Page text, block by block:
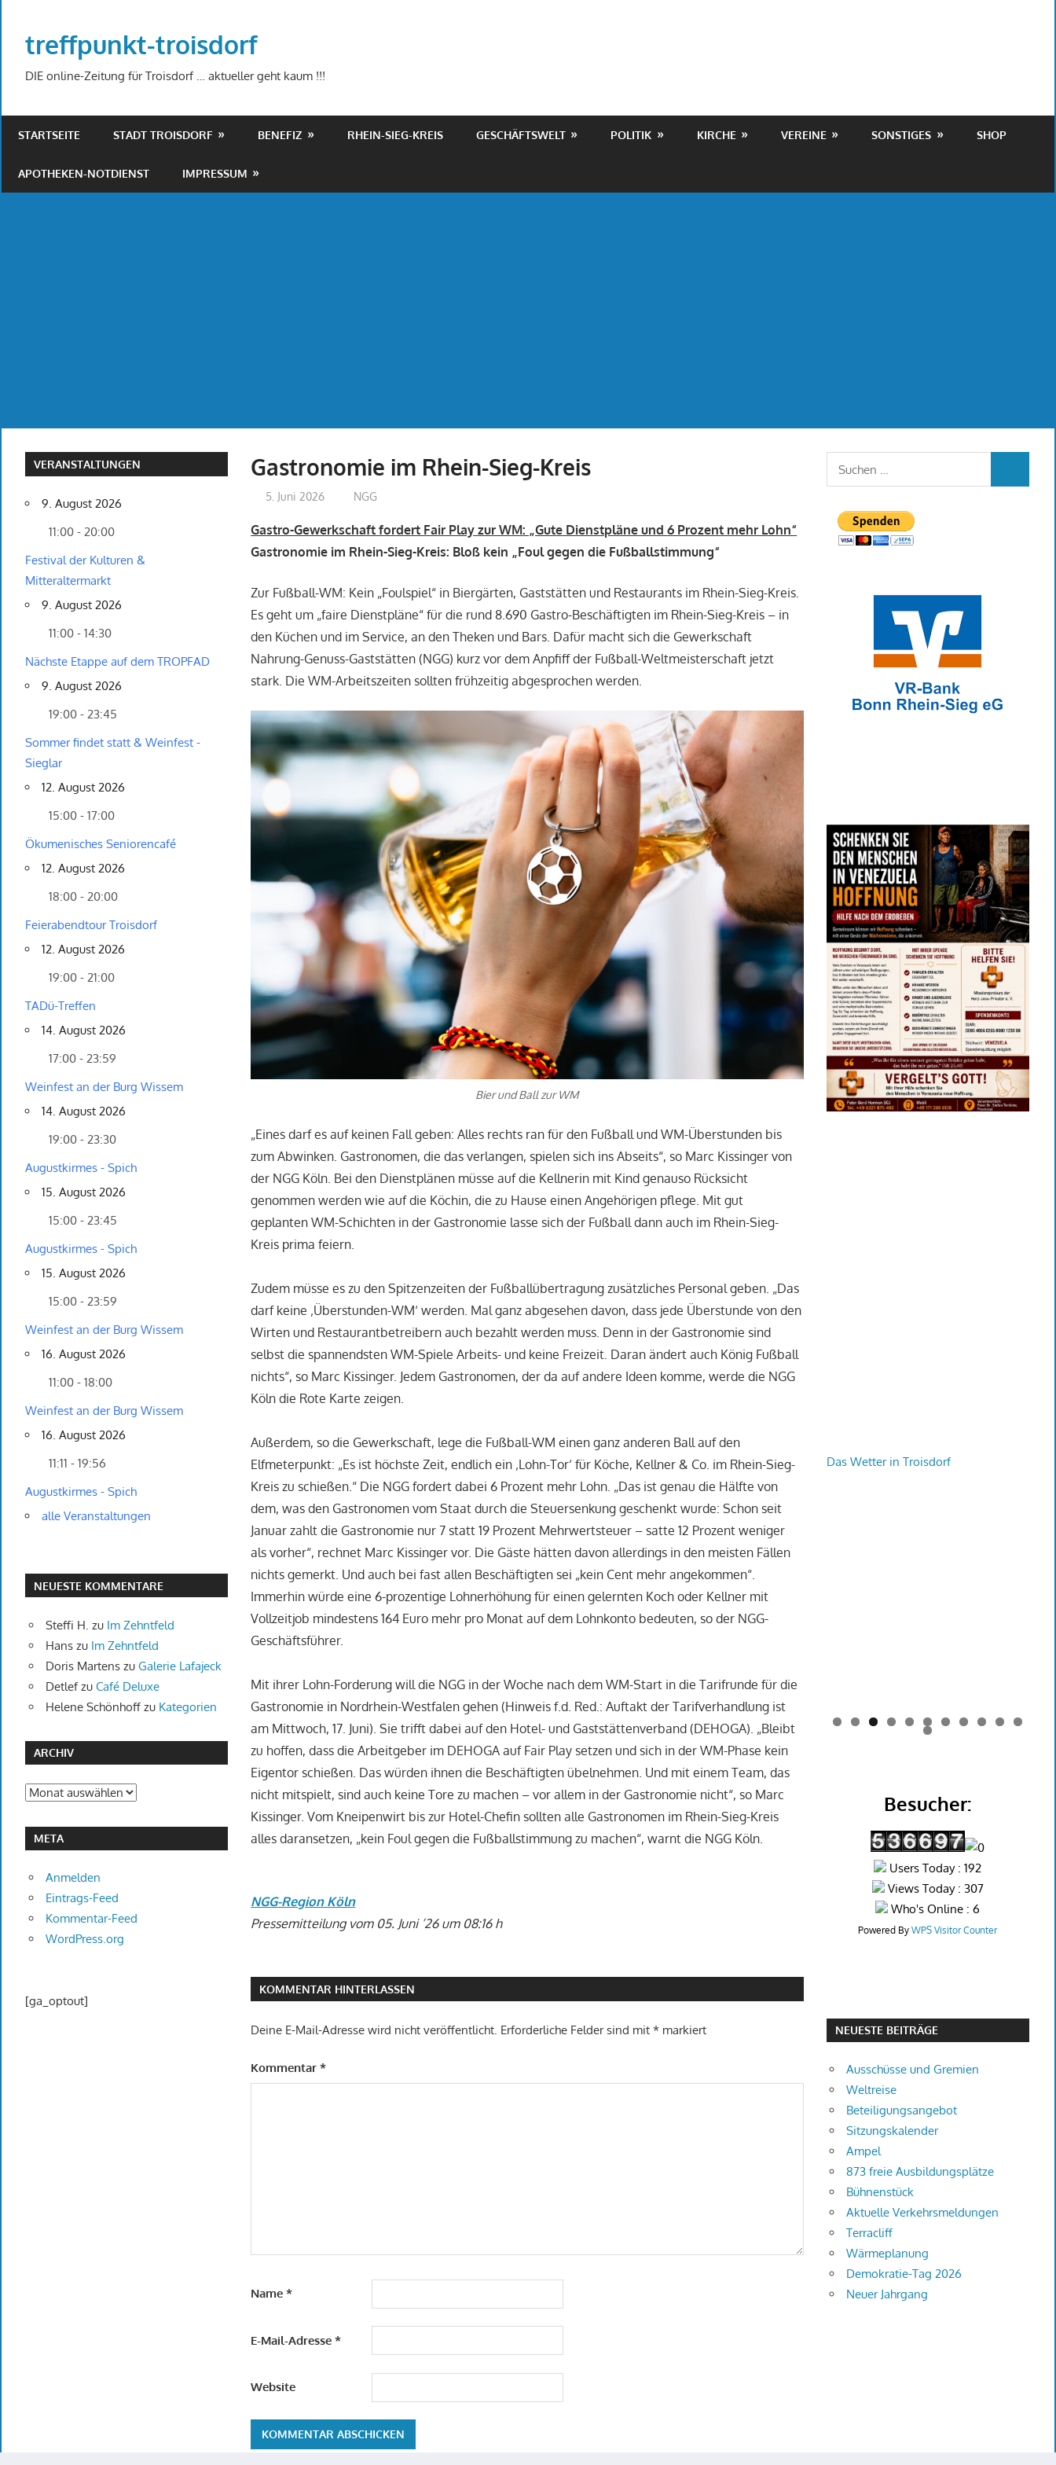
springen
treffpunkt-troisdorf
DIE online-Zeitung für Troisdorf … aktueller geht kaum !!!
STARTSEITE STADT TROISDORF BENEFIZ RHEIN-SIEG-KREIS GESCHÄFTSWELT POLITIK KIRCHE VEREINE SONSTIGES SHOP
APOTHEKEN-NOTDIENST IMPRESSUM
Gastronomie im Rhein-Sieg-Kreis
5. Juni 2026 treffpunkt
NGG
Gastro-Gewerkschaft fordert Fair Play zur WM: „Gute Dienstpläne und 6 Prozent mehr Lohn“
Gastronomie im Rhein-Sieg-Kreis: Bloß kein „Foul gegen die Fußballstimmung“
Zur Fußball-WM: Kein „Foulspiel“ in Biergärten, Gaststätten und Restaurants im Rhein-Sieg-Kreis.
Es geht um „faire Dienstpläne“ für die rund 8.690 Gastro-Beschäftigten im Rhein-Sieg-Kreis – in
den Küchen und im Service, an den Theken und Bars. Dafür macht sich die Gewerkschaft
Nahrung-Genuss-Gaststätten (NGG) kurz vor dem Anpfiff der Fußball-Weltmeisterschaft jetzt
stark. Die WM-Arbeitszeiten sollten frühzeitig abgesprochen werden.
Bier und Ball zur WM
„Eines darf es auf keinen Fall geben: Alles rechts ran für den Fußball und WM-Überstunden bis
zum Abwinken. Gastronomen, die das verlangen, spielen sich ins Abseits“, so Marc Kissinger von
der NGG Köln. Bei den Dienstplänen müsse auf die Kellnerin mit Kind genauso Rücksicht
genommen werden wie auf die Köchin, die zu Hause einen Angehörigen pflege. Mit gut
geplanten WM-Schichten in der Gastronomie lasse sich der Fußball dann auch im Rhein-Sieg-
Kreis prima feiern.
Zudem müsse es zu den Spitzenzeiten der Fußballübertragung zusätzliches Personal geben. „Das
darf keine ‚Überstunden-WM‘ werden. Mal ganz abgesehen davon, dass jede Überstunde von den
Wirten und Restaurantbetreibern auch bezahlt werden muss. Denn in der Gastronomie sind
selbst die spannendsten WM-Spiele Arbeits- und keine Freizeit. Daran ändert auch König Fußball
nichts“, so Marc Kissinger. Jedem Gastronomen, der da auf andere Ideen komme, werde die NGG
Köln die Rote Karte zeigen.
Außerdem, so die Gewerkschaft, lege die Fußball-WM einen ganz anderen Ball auf den
Elfmeterpunkt: „Es ist höchste Zeit, endlich ein ‚Lohn-Tor‘ für Köche, Kellner & Co. im Rhein-Sieg-
Kreis zu schießen.“ Die NGG fordert dabei 6 Prozent mehr Lohn. „Das ist genau die Hälfte von
dem, was den Gastronomen vom Staat durch die Steuersenkung geschenkt wurde: Schon seit
Januar zahlt die Gastronomie nur 7 statt 19 Prozent Mehrwertsteuer – satte 12 Prozent weniger
als vorher“, rechnet Marc Kissinger vor. Die Gäste hätten davon allerdings in den meisten Fällen
nichts gemerkt. Und auch bei fast allen Beschäftigten sei „kein Cent mehr angekommen“.
Immerhin würde eine 6-prozentige Lohnerhöhung für einen gelernten Koch oder Kellner mit
Vollzeitjob mindestens 164 Euro mehr pro Monat auf dem Lohnkonto bedeuten, so der NGG-
Geschäftsführer.
Mit ihrer Lohn-Forderung will die NGG in der Woche nach dem WM-Start in die Tarifrunde für die
Gastronomie in Nordrhein-Westfalen gehen (Hinweis f.d. Red.: Auftakt der Tarifverhandlung ist
am Mittwoch, 17. Juni). Sie trifft dabei auf den Hotel- und Gaststättenverband (DEHOGA). „Bleibt
zu hoffen, dass die Arbeitgeber im DEHOGA auf Fair Play setzen und sich in der WM-Phase kein
Eigentor schießen. Das würden ihnen die Beschäftigten übelnehmen. Und mit einem Team, das
nicht mitspielt, sind auch keine Tore zu machen – vor allem in der Gastronomie nicht“, so Marc
Kissinger. Vom Kneipenwirt bis zur Hotel-Chefin sollten alle Gastronomen im Rhein-Sieg-Kreis
alles daransetzen, „kein Foul gegen die Fußballstimmung zu machen“, warnt die NGG Köln.
NGG-Region Köln
Pressemitteilung vom 05. Juni ’26 um 08:16 h
KOMMENTAR HINTERLASSEN
Deine E-Mail-Adresse wird nicht veröffentlicht. Erforderliche Felder sind mit* markiert
Kommentar*
Name*
E-Mail-Adresse*
Website
VERANSTALTUNGEN
9. August 2026
11:00 - 20:00
Festival der Kulturen &
Mitteraltermarkt
9. August 2026
11:00 - 14:30
Nächste Etappe auf dem TROPFAD
9. August 2026
19:00 - 23:45
Sommer findet statt & Weinfest -
Sieglar
12. August 2026
15:00 - 17:00
Ökumenisches Seniorencafé
12. August 2026
18:00 - 20:00
Feierabendtour Troisdorf
12. August 2026
19:00 - 21:00
TADü-Treffen
14. August 2026
17:00 - 23:59
Weinfest an der Burg Wissem
14. August 2026
19:00 - 23:30
Augustkirmes - Spich
15. August 2026
15:00 - 23:45
Augustkirmes - Spich
15. August 2026
15:00 - 23:59
Weinfest an der Burg Wissem
16. August 2026
11:00 - 18:00
Weinfest an der Burg Wissem
16. August 2026
11:11 - 19:56
Augustkirmes - Spich
alle Veranstaltungen
NEUESTE KOMMENTARE
Steffi H. zu Im Zehntfeld
Hanszu Im Zehntfeld
Doris Martenszu Galerie Lafajeck
Detlefzu Café Deluxe
Helene Schönhoffzu Kategorien
ARCHIV
Archiv
META
Anmelden
Eintrags-Feed
Kommentar-Feed
WordPress.org
[ga_optout]
Das Wetter in Troisdorf
0 1
2
Besucher:
Users Today : 192
Views Today : 307
Who's Online : 6
Powered ByWPS Visitor Counter
NEUESTE BEITRÄGE
Ausschüsse und Gremien
Weltreise
Beteiligungsangebot
Sitzungskalender
Ampel
873 freie Ausbildungsplätze
Bühnenstück
Aktuelle Verkehrsmeldungen
Terracliff
Wärmeplanung
Demokratie-Tag 2026
Neuer Jahrgang